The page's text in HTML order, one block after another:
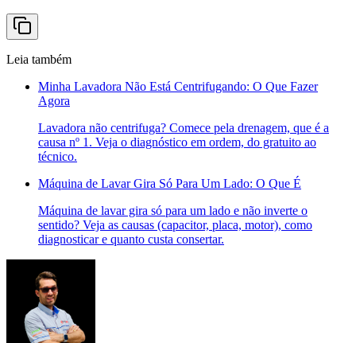
Leia também
Minha Lavadora Não Está Centrifugando: O Que Fazer
Agora
Lavadora não centrifuga? Comece pela drenagem, que é a
causa nº 1. Veja o diagnóstico em ordem, do gratuito ao
técnico.
Máquina de Lavar Gira Só Para Um Lado: O Que É
Máquina de lavar gira só para um lado e não inverte o
sentido? Veja as causas (capacitor, placa, motor), como
diagnosticar e quanto custa consertar.